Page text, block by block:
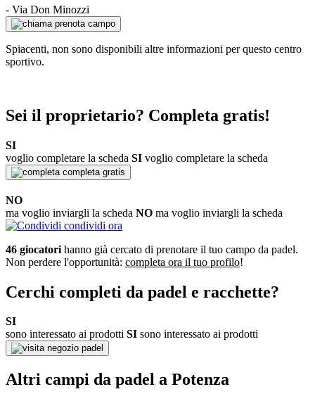
- Via Don Minozzi
prenota campo
Spiacenti, non sono disponibili altre informazioni per questo centro
sportivo.
Sei il proprietario? Completa gratis!
SI
voglio completare la scheda SI voglio completare la scheda
completa gratis
NO
ma voglio inviargli la scheda NO ma voglio inviargli la scheda
condividi ora
46 giocatori hanno già cercato di prenotare il tuo campo da padel.
Non perdere l'opportunità: completa ora il tuo profilo!
Cerchi completi da padel e racchette?
SI
sono interessato ai prodotti SI sono interessato ai prodotti
negozio padel
Altri campi da padel a Potenza